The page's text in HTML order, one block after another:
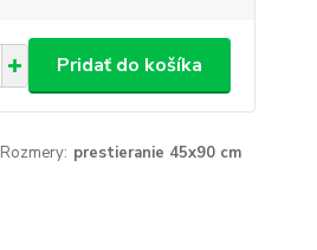
Pridať do košíka
Rozmery: prestieranie 45x90 cm